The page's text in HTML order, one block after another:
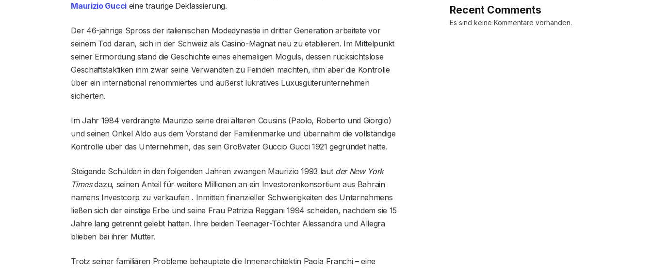
Maurizio Guccieine traurige Deklassierung.
Der 46-jährige Spross der italienischen Modedynastie in dritter Generation arbeitete vor
seinem Tod daran, sich in der Schweiz als Casino-Magnat neu zu etablieren. Im Mittelpunkt
seiner Ermordung stand die Geschichte eines ehemaligen Moguls, dessen rücksichtslose
Geschäftstaktiken ihm zwar seine Verwandten zu Feinden machten, ihm aber die Kontrolle
über ein international renommiertes und äußerst lukratives Luxusgüterunternehmen
sicherten.
Im Jahr 1984 verdrängte Maurizio seine drei älteren Cousins ​​(Paolo, Roberto und Giorgio)
und seinen Onkel Aldo aus dem Vorstand der Familienmarke und übernahm die vollständige
Kontrolle über das Unternehmen, das sein Großvater Guccio Gucci 1921 gegründet hatte.
Steigende Schulden in den folgenden Jahren zwangen Maurizio 1993 laut der New York
Timesdazu, seinen Anteil für weitere Millionen an ein Investorenkonsortium aus Bahrain
namens Investcorp zu verkaufen . Inmitten finanzieller Schwierigkeiten des Unternehmens
ließen sich der einstige Erbe und seine Frau Patrizia Reggiani 1994 scheiden, nachdem sie 15
Jahre lang getrennt gelebt hatten. Ihre beiden Teenager-Töchter Alessandra und Allegra
blieben bei ihrer Mutter.
Trotz seiner familiären Probleme behauptete die Innenarchitektin Paola Franchi – eine
Recent Comments
Es sind keine Kommentare vorhanden.